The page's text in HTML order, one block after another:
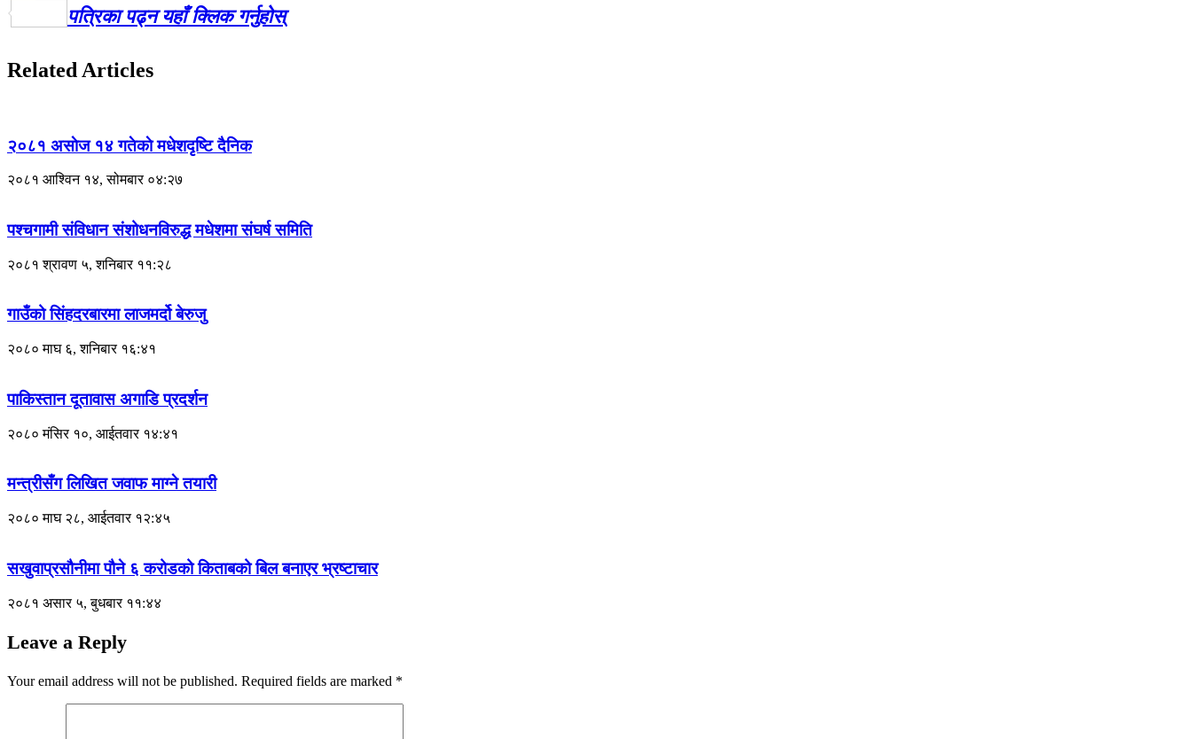
Share
पत्रिका पढ्न यहाँ क्लिक गर्नुहाेस्
Related Articles
२०८१ असाेज १४ गतेकाे मधेशदृष्टि दैनिक
२०८१ आश्विन १४, सोमबार ०४:२७
पश्चगामी संविधान संशोधनविरुद्ध मधेशमा संघर्ष समिति
२०८१ श्रावण ५, शनिबार ११:२८
गाउँको सिंहदरबारमा लाजमर्दो बेरुजु
२०८० माघ ६, शनिबार १६:४१
पाकिस्तान दूतावास अगाडि प्रदर्शन
२०८० मंसिर १०, आईतवार १४:४१
मन्त्रीसँग लिखित जवाफ माग्ने तयारी
२०८० माघ २८, आईतवार १२:४५
सखुवाप्रसौनीमा पौने ६ करोडको किताबको बिल बनाएर भ्रष्टाचार
२०८१ असार ५, बुधबार ११:४४
Leave a Reply
Your email address will not be published. Required fields are marked *